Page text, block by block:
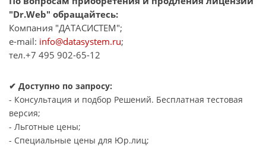
"Dr.Web" обращайтесь:
Компания "ДАТАСИСТЕМ";
e-mail: info@datasystem.ru;
тел.+7 495 902-65-12
✔ Доступно по запросу:
- Консультация и подбор Решений. Бесплатная тестовая
версия;
- Льготные цены;
- Специальные цены для Юр.лиц;